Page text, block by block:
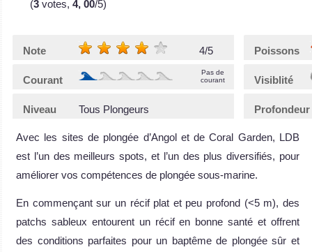
(3 votes, 4, 00/5)
Note 4/5 Poissons
Courant
Pas de
courant
Visiblité
Niveau Tous Plongeurs Profondeur
Avec les sites de plongée d’Angol et de Coral Garden, LDB
est l’un des meilleurs spots, et l’un des plus diversifiés, pour
améliorer vos compétences de plongée sous-marine.
En commençant sur un récif plat et peu profond (<5 m), des
patchs sableux entourent un récif en bonne santé et offrent
des conditions parfaites pour un baptême de plongée sûr et